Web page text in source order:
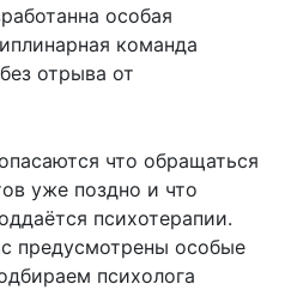
особая
команда
отрыва от
что обращаться
уже поздно и что
психотерапии.
предусмотрены особые
психолога